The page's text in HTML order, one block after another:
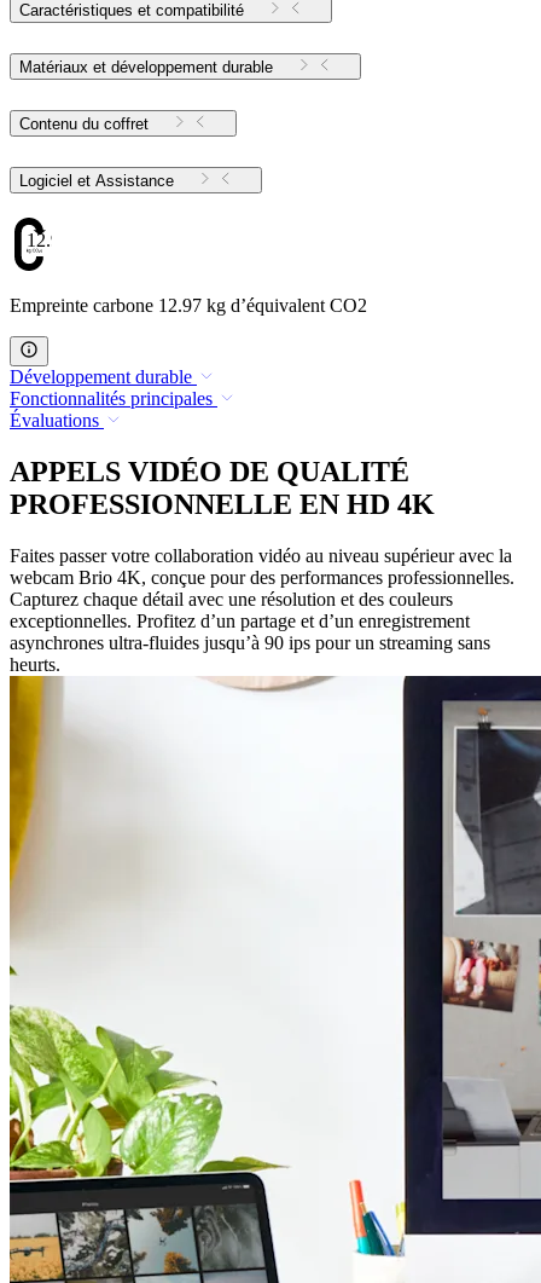
Caractéristiques et compatibilité
Matériaux et développement durable
Contenu du coffret
Logiciel et Assistance
12.97
Empreinte carbone 12.97 kg d’équivalent CO2
Développement durable
Fonctionnalités principales
Évaluations
APPELS VIDÉO DE QUALITÉ
PROFESSIONNELLE EN HD 4K
Faites passer votre collaboration vidéo au niveau supérieur avec la
webcam Brio 4K, conçue pour des performances professionnelles.
Capturez chaque détail avec une résolution et des couleurs
exceptionnelles. Profitez d’un partage et d’un enregistrement
asynchrones ultra-fluides jusqu’à 90 ips pour un streaming sans
heurts.